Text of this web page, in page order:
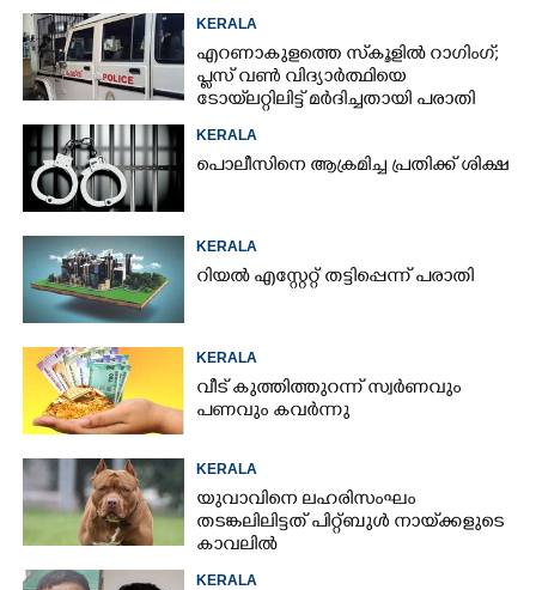
രക്ഷിതാക്കൾ
KERALA
എറണാകുളത്തെ സ്‌കൂളിൽ റാഗിംഗ്;
പ്ലസ് വൺ വിദ്യാർത്ഥിയെ
ടോയ്‌ലറ്റിലിട്ട് മർദിച്ചതായി പരാതി
KERALA
പൊലീസിനെ ആക്രമിച്ച പ്രതിക്ക് ശിക്ഷ
KERALA
റിയൽ എസ്റ്റേറ്റ് തട്ടിപ്പെന്ന് പരാതി
KERALA
വീട് കുത്തിത്തുറന്ന് സ്വർണവും
പണവും കവർന്നു
KERALA
യുവാവിനെ ലഹരിസംഘം
തടങ്കലിലിട്ടത് പിറ്റ്ബുൾ നായ്‌ക്കളുടെ
കാവലിൽ
KERALA